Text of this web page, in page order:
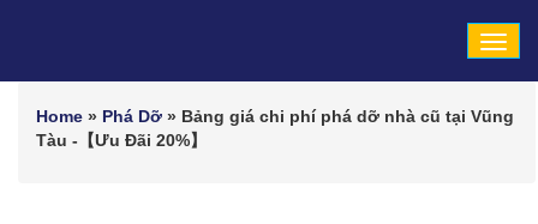
Home » Phá Dỡ » Bảng giá chi phí phá dỡ nhà cũ tại Vũng
Tàu -【Ưu Đãi 20%】